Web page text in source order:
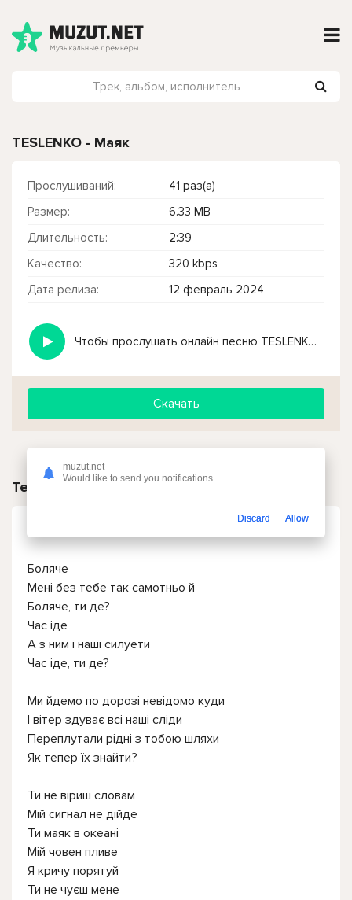
TESLENKO - Маяк
Прослушиваний:
41 раз(а)
Размер:
6.33 MB
Длительность:
2:39
Качество:
320 kbps
Дата релиза:
12 февраль 2024
Чтобы прослушать онлайн песню TESLENKO - Маяк нажмите на кнопку плей с светом зелений
Скачать
Текст песни
Боляче
Мені без тебе так самотньо й
Боляче, ти де?
Час іде
А з ним і наші силуети
Час іде, ти де?
Ми йдемо по дорозі невідомо куди
І вітер здуває всі наші сліди
Переплутали рідні з тобою шляхи
Як тепер їх знайти?
Ти не віриш словам
Мій сигнал не дійде
Ти маяк в океані
Мій човен пливе
Я кричу порятуй
Ти не чуєш мене
muzut.net
Would like to send you notifications
Discard Allow